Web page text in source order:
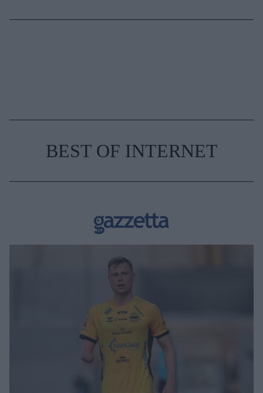
BEST OF INTERNET